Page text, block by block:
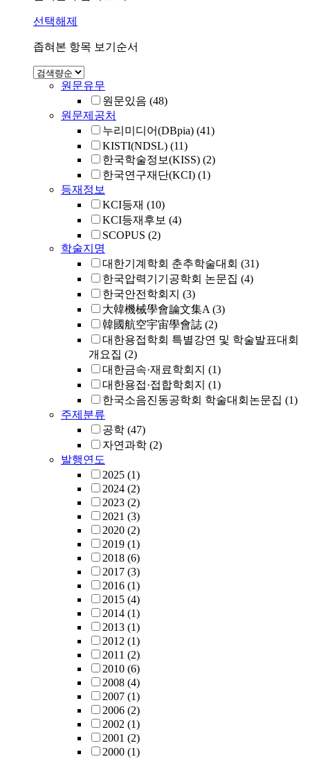
선택해제
좁혀본 항목 보기순서
원문유무
원문있음 (48)
원문제공처
누리미디어(DBpia) (41)
KISTI(NDSL) (11)
한국학술정보(KISS) (2)
한국연구재단(KCI) (1)
등재정보
KCI등재 (10)
KCI등재후보 (4)
SCOPUS (2)
학술지명
대한기계학회 춘추학술대회 (31)
한국압력기기공학회 논문집 (4)
한국안전학회지 (3)
大韓機械學會論文集A (3)
韓國航空宇宙學會誌 (2)
대한용접학회 특별강연 및 학술발표대회
개요집 (2)
대한금속·재료학회지 (1)
대한용접·접합학회지 (1)
한국소음진동공학회 학술대회논문집 (1)
주제분류
공학 (47)
자연과학 (2)
발행연도
2025 (1)
2024 (2)
2023 (2)
2021 (3)
2020 (2)
2019 (1)
2018 (6)
2017 (3)
2016 (1)
2015 (4)
2014 (1)
2013 (1)
2012 (1)
2011 (2)
2010 (6)
2008 (4)
2007 (1)
2006 (2)
2002 (1)
2001 (2)
2000 (1)